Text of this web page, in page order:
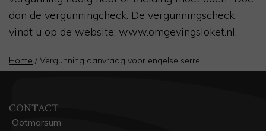
dan de vergunningcheck. De vergunningscheck
vindt u op de website: www.omgevingsloket.nl.
Home / Vergunning aanvraag voor engelse serre
CONTACT
Ootmarsum